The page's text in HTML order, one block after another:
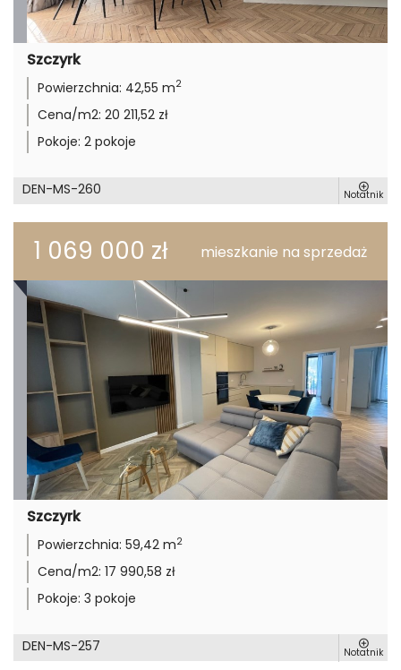
Szczyrk
Powierzchnia: 42,55 m2
Cena/m2: 20 211,52 zł
Pokoje: 2 pokoje
DEN-MS-260 Notatnik
1 069 000 zł mieszkanie na sprzedaż
Szczyrk
Powierzchnia: 59,42 m2
Cena/m2: 17 990,58 zł
Pokoje: 3 pokoje
DEN-MS-257 Notatnik